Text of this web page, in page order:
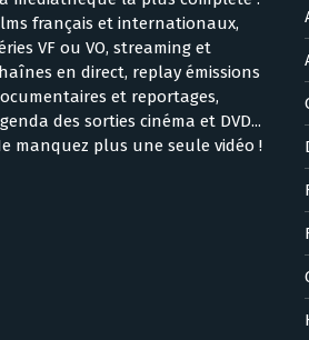
français et internationaux,
VF ou VO, streaming et
en direct, replay émissions
et reportages,
des sorties cinéma et DVD...
manquez plus une seule vidéo !